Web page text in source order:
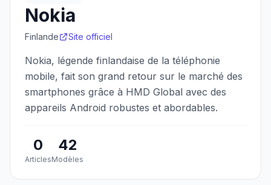
Nokia
Finlande Site officiel
Nokia, légende finlandaise de la téléphonie
mobile, fait son grand retour sur le marché des
smartphones grâce à HMD Global avec des
appareils Android robustes et abordables.
0
Articles
42
Modèles